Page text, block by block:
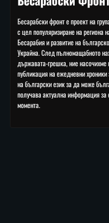
Бесарабски фронт е проект на
с цел популяризиране на региона
Бесарабия и развитие на
Украйна. След пълномащабното
държавата-грешка, ние насочихме
публикация на ежедневни хроники
на български език за да може
получава актуална информация
момента.